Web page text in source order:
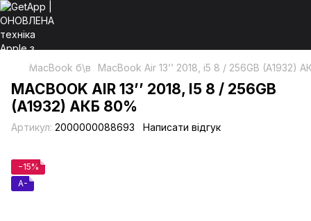
MacBook б\в MacBook Air 13’’ 2018, i5 8 / 256GB (A1932)
MACBOOK AIR 13’’ 2018, I5 8 / 256GB
(A1932) АКБ 80%
Артикул: 2000000088693 Написати відгук
−15%
A-